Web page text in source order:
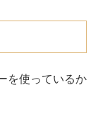
を使っているか